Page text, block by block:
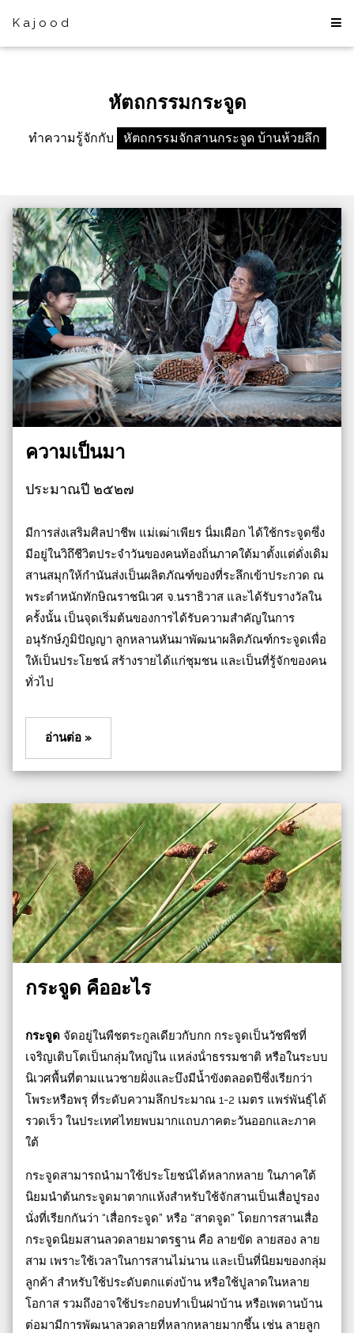
Kajood
หัตถกรรมกระจูด
ทำความรู้จักกับ หัตถกรรมจักสานกระจูด บ้านห้วยลึก
ความเป็นมา
ประมาณปี ๒๕๒๗
มีการส่งเสริมศิลปาชีพ แม่เฒ่าเพียร นิ่มเผือก ได้ใช้กระจูดซึ่ง
มีอยู่ในวิถึชีวิตประจำวันของคนท้องถิ่นภาคใต้มาตั้งแต่ดั่งเดิม
สานสมุกให้กำนันส่งเป็นผลิตภัณฑ์ของที่ระลึกเข้าประกวด ณ
พระตำหนักทักษิณราชนิเวศ จ.นราธิวาส และได้รับรางวัลใน
ครั้งนั้น เป็นจุดเริ่มต้นของการได้รับความสำคัญในการ
อนุรักษ์ภูมิปัญญา ลูกหลานหันมาพัฒนาผลิตภัณฑ์กระจูดเพื่อ
ให้เป็นประโยชน์ สร้างรายได้แก่ชุมชน และเป็นที่รู้จักของคน
ทั่วไป
อ่านต่อ »
กระจูด คืออะไร
กระจูด จัดอยู่ในพืชตระกูลเดียวกับกก กระจูดเป็นวัชพืชที่
เจริญเติบโตเป็นกลุ่มใหญ่ใน แหล่งน้ําธรรมชาติ หรือในระบบ
นิเวศพื้นที่ตามแนวชายฝั่งและบึงมีน้ำขังตลอดปีซึ่งเรียกว่า
โพระหรือพรุ ที่ระดับความลึกประมาณ 1-2 เมตร แพร่พันธุ์ได้
รวดเร็ว ในประเทศไทยพบมากแถบภาคตะวันออกและภาค
ใต้
กระจูดสามารถนำมาใช้ประโยชน์ได้หลากหลาย ในภาคใต้
นิยมนำต้นกระจูดมาตากแห้งสำหรับใช้จักสานเป็นเสื่อปูรอง
นั่งที่เรียกกันว่า “เสื่อกระจูด” หรือ “สาดจูด” โดยการสานเสื่อ
กระจูดนิยมสานลวดลายมาตรฐาน คือ ลายขัด ลายสอง ลาย
สาม เพราะใช้เวลาในการสานไม่นาน และเป็นที่นิยมของกลุ่ม
ลูกค้า สำหรับใช้ประดับตกแต่งบ้าน หรือใช้ปูลาดในหลาย
โอกาส รวมถึงอาจใช้ประกอบทำเป็นฝาบ้าน หรือเพดานบ้าน
ต่อมามีการพัฒนาลวดลายที่หลากหลายมากชึ้น เช่น ลายลูก